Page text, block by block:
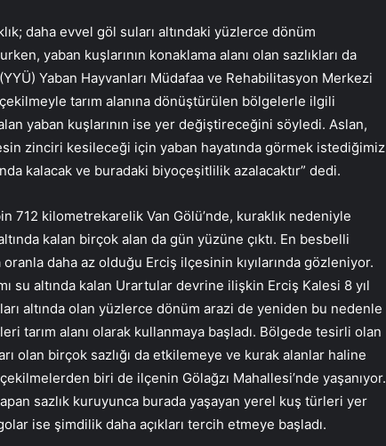
daha evvel göl suları altındaki yüzlerce dönüm
yaban kuşlarının konaklama alanı olan sazlıkları da
Yaban Hayvanları Müdafaa ve Rehabilitasyon Merkezi
tarım alanına dönüştürülen bölgelerle ilgili
yaban kuşlarının ise yer değiştireceğini söyledi. Aslan,
zinciri kesileceği için yaban hayatında görmek istediğimiz
kalacak ve buradaki biyoçeşitlilik azalacaktır” dedi.
712 kilometrekarelik Van Gölü’nde, kuraklık nedeniyle
kalan birçok alan da gün yüzüne çıktı. En besbelli
daha az olduğu Erciş ilçesinin kıyılarında gözleniyor.
su altında kalan Urartular devrine ilişkin Erciş Kalesi 8 yıl
altında olan yüzlerce dönüm arazi de yeniden bu nedenle
tarım alanı olarak kullanmaya başladı. Bölgede tesirli olan
olan birçok sazlığı da etkilemeye ve kurak alanlar haline
biri de ilçenin Gölağzı Mahallesi’nde yaşanıyor.
sazlık kuruyunca burada yaşayan yerel kuş türleri yer
ise şimdilik daha açıkları tercih etmeye başladı.